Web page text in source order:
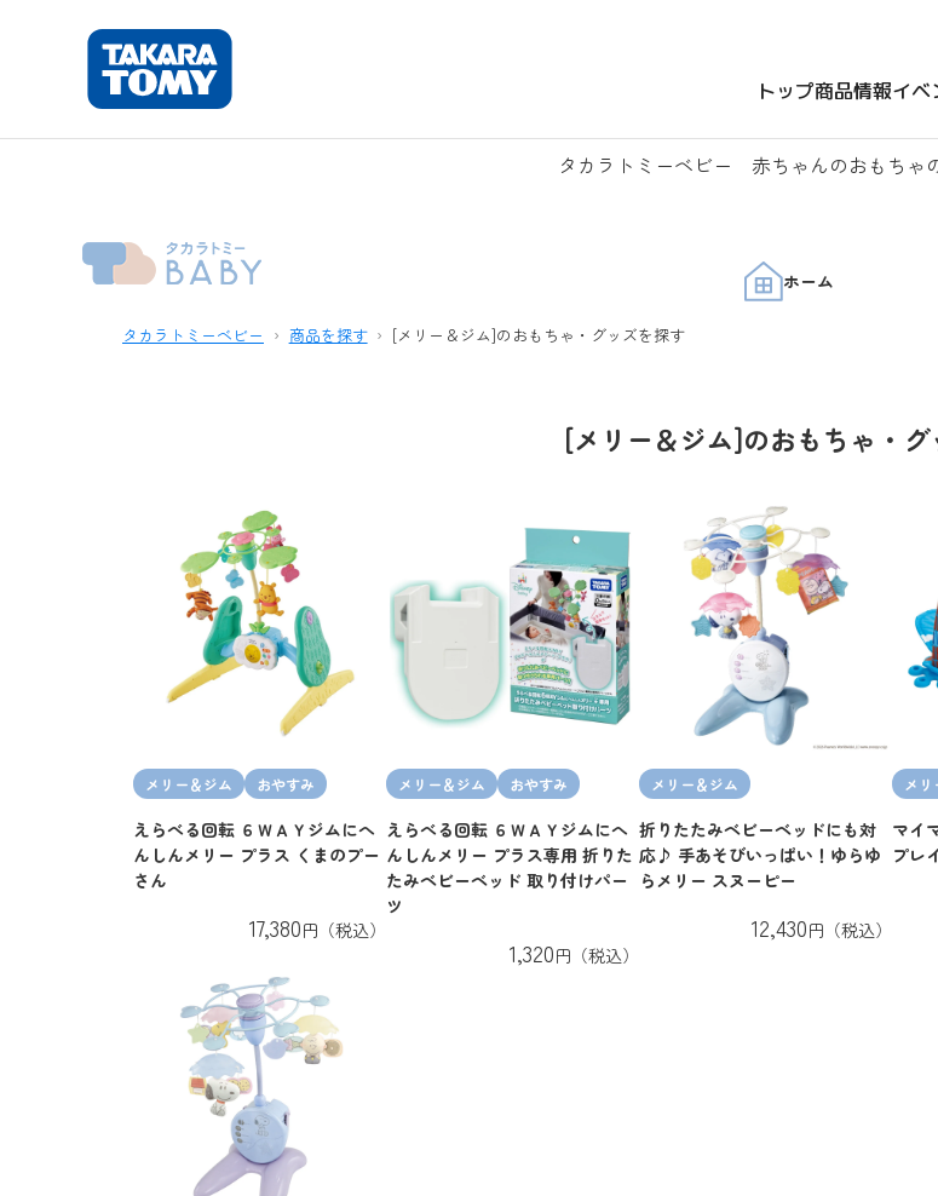
トップ商品情報イベ
タカラトミーベビー 赤ちゃんのおもちゃ
ホーム
タカラトミーベビー 商品を探す [メリー＆ジム]のおもちゃ・グッズを探す
[メリー＆ジム]のおもちゃ・グ
メリー＆ジム おやすみ
えらべる回転 ６ＷＡＹジムにへ
んしんメリー プラス くまのプー
さん
17,380円（税込）
メリー＆ジム おやすみ
えらべる回転 ６ＷＡＹジムにへ
んしんメリー プラス専用 折りた
たみベビーベッド 取り付けパー
ツ
1,320円（税込）
メリー＆ジム
折りたたみベビーベッドにも対
応♪ 手あそびいっぱい！ゆらゆ
らメリー スヌーピー
12,430円（税込）
メリ
マイ
プレ